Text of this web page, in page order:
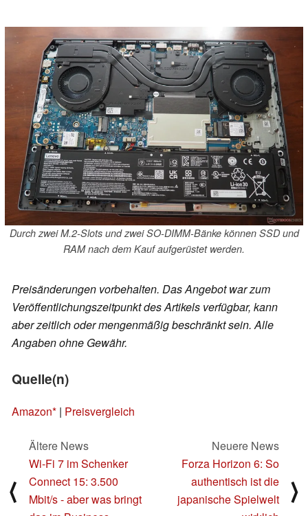
Durch zwei M.2-Slots und zwei SO-DIMM-Bänke können SSD und
RAM nach dem Kauf aufgerüstet werden.
Preisänderungen vorbehalten. Das Angebot war zum
Veröffentlichungszeitpunkt des Artikels verfügbar, kann
aber zeitlich oder mengenmäßig beschränkt sein. Alle
Angaben ohne Gewähr.
Quelle(n)
Amazon | Preisvergleich
⟨
Ältere News
Wi-Fi 7 im Schenker
Connect 15: 3.500
Mbit/s - aber was bringt
Neuere News
Forza Horizon 6: So
authentisch ist die
japanische Spielwelt
⟩